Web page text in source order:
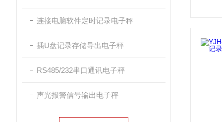
连接电脑软件定时记录电子秤
插U盘记录存储导出电子秤
RS485/232串口通讯电子秤
声光报警信号输出电子秤